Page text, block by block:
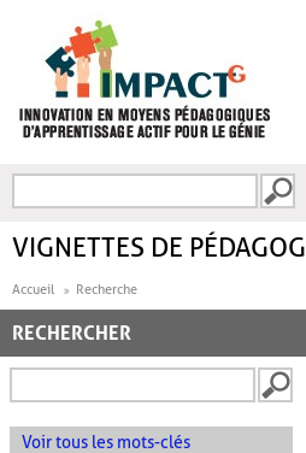
FORMULAIRE DE
VIGNETTES DE
Accueil Recherche
RECHERCHER
Voir tous les mots-clés